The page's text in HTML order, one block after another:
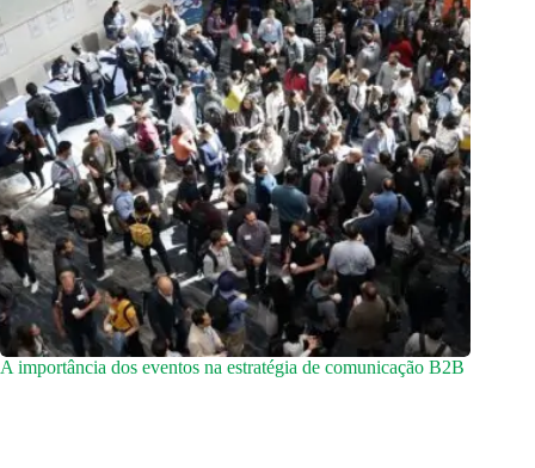
A importância dos eventos na estratégia de comunicação B2B